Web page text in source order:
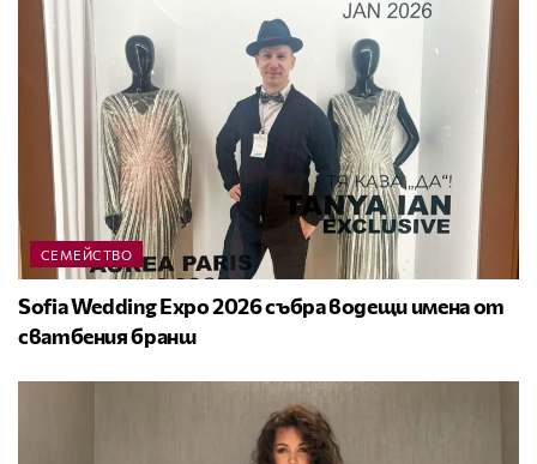
СЕМЕЙСТВО
Sofia Wedding Expo 2026 събра водещи имена от
сватбения бранш